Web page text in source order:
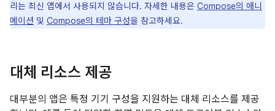
리는 최신 앱에서 사용되지 않습니다. 자세한 내용은 Compose의 애니
메이션 및 Compose의 테마 구성을 참고하세요.
대체 리소스 제공
대부분의 앱은 특정 기기 구성을 지원하는 대체 리소스를 제공